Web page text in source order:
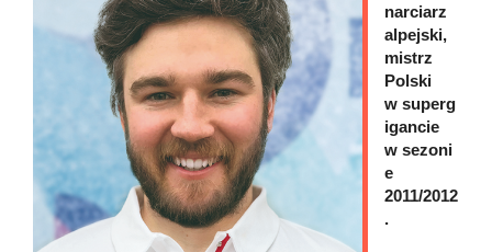
narciarz
alpejski,
mistrz
Polski
w superg
igancie
w sezoni
e
2011/2012
.